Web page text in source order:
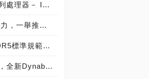
全新Intel Core X系列處理器－ Intel Core i9 極致版處理器 重裝上陣
PLEXTOR展現軟實力，一舉推出三大獨家軟體
JEDEC發布全新DDR5標準規範，從DDR5-4800起跳! 將加速導入下世代高效能電腦系統
不再是Toshiba品牌，全新Dynabook 2019 新品發布，透過運算與服務改變世界